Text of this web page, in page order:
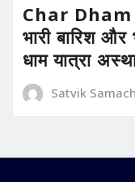
Char
भारी बारिश
धाम यात्रा
Satvik